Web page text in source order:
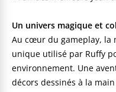
Un univers magique et
Au cœur du gameplay, la
unique utilisé par Ruffy
environnement. Une
décors dessinés à la